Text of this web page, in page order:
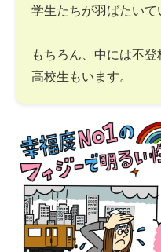
学生たちが羽ばたいて
もちろん、中には不
高校生もいます。